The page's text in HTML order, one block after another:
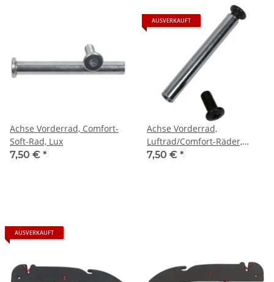
Achse Vorderrad, Comfort-
Soft-Rad, Lux
7,50 € *
AUSVERKAUFT
Achse Vorderrad,
Luftrad/Comfort-Räder,
Varius
7,50 € *
AUSVERKAUFT